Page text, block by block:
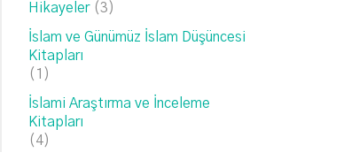
Hikayeler (3)
İslam ve Günümüz İslam Düşüncesi
Kitapları
(1)
İslami Araştırma ve İnceleme
Kitapları
(4)